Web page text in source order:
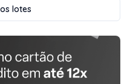
lotes